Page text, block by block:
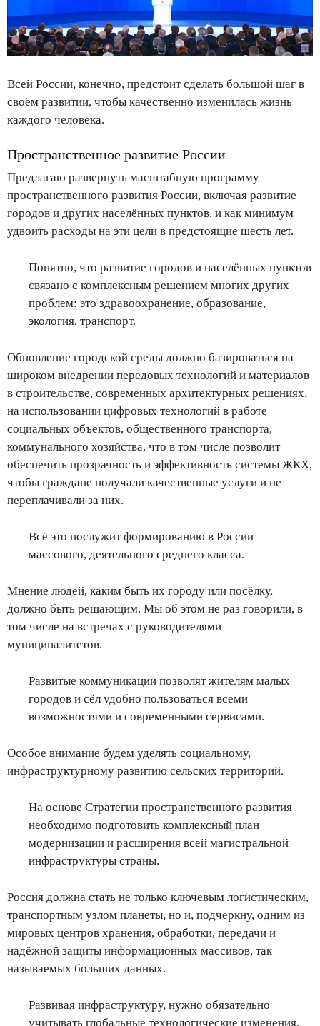
Всей России, конечно, предстоит сделать большой шаг в
своём развитии, чтобы качественно изменилась жизнь
каждого человека.
Пространственное развитие России
Предлагаю развернуть масштабную программу
пространственного развития России, включая развитие
городов и других населённых пунктов, и как минимум
удвоить расходы на эти цели в предстоящие шесть лет.
Понятно, что развитие городов и населённых пунктов
связано с комплексным решением многих других
проблем: это здравоохранение, образование,
экология, транспорт.
Обновление городской среды должно базироваться на
широком внедрении передовых технологий и материалов
в строительстве, современных архитектурных решениях,
на использовании цифровых технологий в работе
социальных объектов, общественного транспорта,
коммунального хозяйства, что в том числе позволит
обеспечить прозрачность и эффективность системы ЖКХ,
чтобы граждане получали качественные услуги и не
переплачивали за них.
Всё это послужит формированию в России
массового, деятельного среднего класса.
Мнение людей, каким быть их городу или посёлку,
должно быть решающим. Мы об этом не раз говорили, в
том числе на встречах с руководителями
муниципалитетов.
Развитые коммуникации позволят жителям малых
городов и сёл удобно пользоваться всеми
возможностями и современными сервисами.
Особое внимание будем уделять социальному,
инфраструктурному развитию сельских территорий.
На основе Стратегии пространственного развития
необходимо подготовить комплексный план
модернизации и расширения всей магистральной
инфраструктуры страны.
Россия должна стать не только ключевым логистическим,
транспортным узлом планеты, но и, подчеркну, одним из
мировых центров хранения, обработки, передачи и
надёжной защиты информационных массивов, так
называемых больших данных.
Развивая инфраструктуру, нужно обязательно
учитывать глобальные технологические изменения,